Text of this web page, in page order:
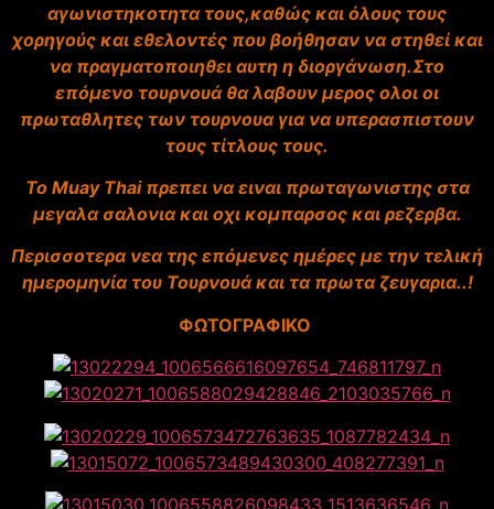
αγωνιστηκοτητα τους,καθώς και όλους τους
χορηγούς και εθελοντές που βοήθησαν να στηθεί και
να πραγματοποιηθει αυτη η διοργάνωση.Στο
επόμενο τουρνουά θα λαβουν μερος ολοι οι
πρωταθλητες των τουρνουα για να υπερασπιστουν
τους τίτλους τους.
Το Μuay Thai πρεπει να ειναι πρωταγωνιστης στα
μεγαλα σαλονια και οχι κομπαρσος και ρεζερβα.
Περισσοτερα νεα της επόμενες ημέρες με την τελική
ημερομηνία του Τουρνουά και τα πρωτα ζευγαρια..!
ΦΩΤΟΓΡΑΦΙΚΟ